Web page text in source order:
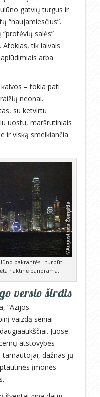
gatvių turgus ir
“naujamiesčius”.
salės”
Atokias, tik laivais
arba
– tokia pati
neonai.
su ketvirtu
uostu, maršrutiniais
ir viską smelkiančia
pakrantės - turbūt
naktinė panorama.
verslo širdis
“Azijos
vaizdą seniai
Juose –
atstovybės
tarnautojai, dažnas jų
įmonės